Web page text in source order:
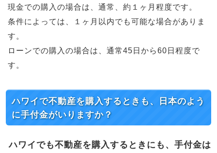
現金での購入の場合は、通常、約１ヶ月程度です。
条件によっては、１ヶ月以内でも可能な場合がありま
す。
ローンでの購入の場合は、通常45日から60日程度で
す。
ハワイで不動産を購入するときも、日本のよう
に手付金がいりますか？
ハワイでも不動産を購入するときにも、手付金は